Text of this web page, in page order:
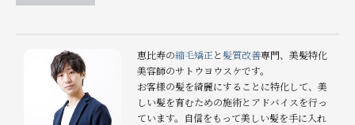
恵比寿の縮毛矯正と髪質改善専門、美髪特化
美容師のサトウヨウスケです。
お客様の髪を綺麗にすることに特化して、美
しい髪を育むための施術とアドバイスを行っ
ています。自信をもって美しい髪を手に入れ